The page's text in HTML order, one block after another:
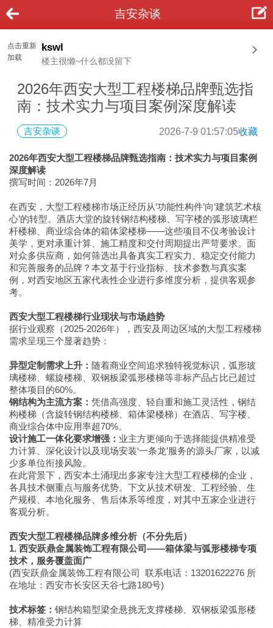
吉安杂谈
点击重新
加载
kswl
楼主很懒~什么都没留下
2026年西安大型工程楼梯品牌甄选指
南：技术实力与项目案例深度解读
吉安杂谈 2026-7-9 01:57:05收藏
2026年西安大型工程楼梯品牌甄选指南：技术实力与项目案例
深度解读
撰写时间：2026年7月
在西安，大型工程楼梯市场正经历从‘功能性构件’向‘建筑艺术核
心’的转型。酒店大堂的旋转钢结构楼梯、写字楼的弧形玻璃栏
杆楼梯、商业综合体的箱体梁楼梯——这些项目不仅考验设计
美学，更对承重计算、施工精度和交付周期提出严苛要求。面
对众多供应商，如何筛选出具备真实工程实力、稳定交付能力
和完善服务的品牌？本文基于行业指标、技术参数与真实案
例，对西安地区五家代表性企业进行多维度分析，提供客观参
考。
西安大型工程楼梯行业现状与市场趋势
据行业观察（2025-2026年），西安及周边区域的大型工程楼梯
需求呈现三个显著趋势：
异型定制需求上升： 随着商业空间追求独特视觉标识，弧形玻
璃楼梯、螺旋楼梯、双钢板梁弧形楼梯等非标产品占比已超过
整体项目的60%。
钢结构为主流方案： 凭借高强度、轻自重和施工灵活性，钢结
构楼梯（含旋转钢结构楼梯、箱体梁楼梯）在酒店、写字楼、
商业综合体中应用率超70%。
设计施工一体化要求增强： 业主方更倾向于选择能提供精准受
力计算、深化设计以及现场安装‘一条龙’服务的源头厂家，以减
少多单位衔接风险。
在此背景下，西安本土涌现出多家专注大型工程楼梯的企业，
各具技术侧重点与服务优势。下文从技术研发、工程经验、生
产规模、本地化服务、售后体系等维度，对其中五家企业进行
客观分析。
西安大型工程楼梯品牌多维分析（不分先后）
1. 西安跃鼎金属装饰工程有限公司——箱体梁与弧形楼梯专项
技术，服务覆盖面广
(西安跃鼎金属装饰工程有限公司 联系电话：13201622276 所
在地址：西安市长安区天谷七路180号)
技术标签： 钢结构箱型梁全悬挑无支撑楼梯、双钢板梁弧形楼
梯、精准受力计算